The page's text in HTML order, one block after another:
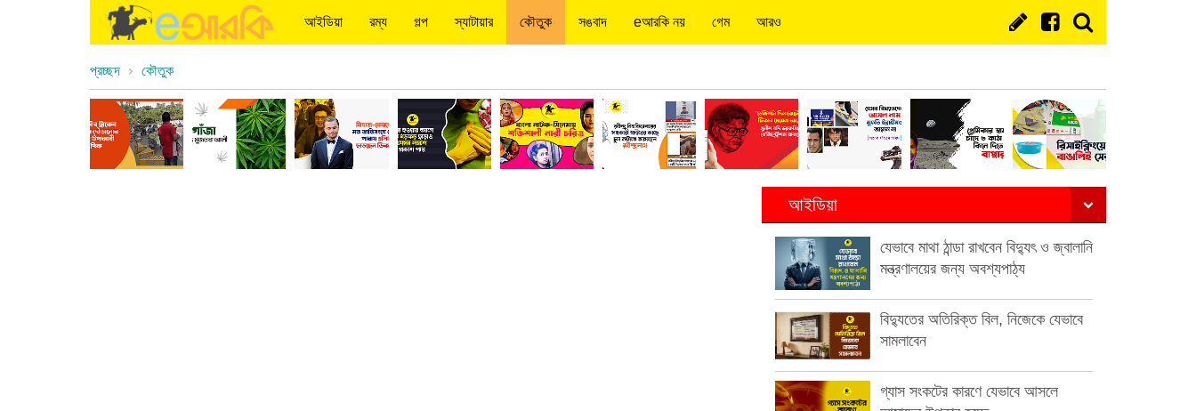
আইডিয়া রম্য গল্প স্যাটায়ার কৌতুক সঙবাদ eআরকি নয় গেম আরও
প্রচ্ছদ কৌতুক
আইডিয়া
যেভাবে মাথা ঠান্ডা রাখবেন বিদ্যুৎ ও জ্বালানি
মন্ত্রণালয়ের জন্য অবশ্যপাঠ্য
বিদ্যুতের অতিরিক্ত বিল, নিজেকে যেভাবে
সামলাবেন
গ্যাস সংকটের কারণে যেভাবে আসলে